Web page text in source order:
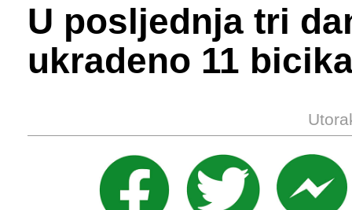
U posljednja tri
ukradeno 11